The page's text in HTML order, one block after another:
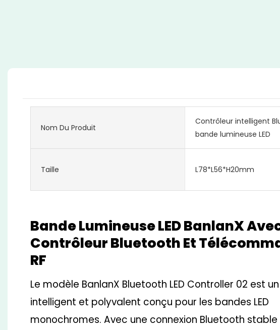
Nom Du Produit
Contrôleur intelligent
bande lumineuse LED
Taille L78*L56*H20mm
Bande Lumineuse LED BanlanX
Contrôleur Bluetooth Et
RF
Le modèle BanlanX Bluetooth LED Controller 02 est
intelligent et polyvalent conçu pour les bandes LED
monochromes. Avec une connexion Bluetooth stable